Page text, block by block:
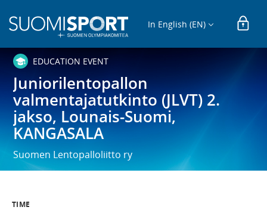
In English (EN)
EDUCATION EVENT
Juniorilentopallon
valmentajatutkinto (JLVT) 2.
jakso, Lounais-Suomi,
KANGASALA
Suomen Lentopalloliitto ry
TIME